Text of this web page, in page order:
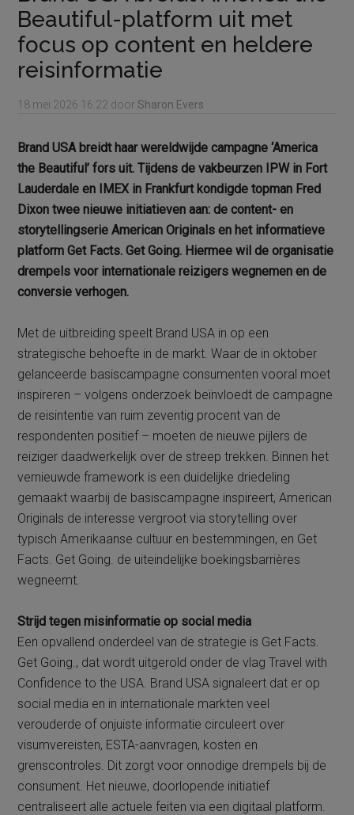
Beautiful-platform uit met
focus op content en heldere
reisinformatie
18 mei 2026 16:22 doorSharon Evers
Brand USA breidt haar wereldwijde campagne ‘America
the Beautiful’ fors uit. Tijdens de vakbeurzen IPW in Fort
Lauderdale en IMEX in Frankfurt kondigde topman Fred
Dixon twee nieuwe initiatieven aan: de content- en
storytellingserie American Originals en het informatieve
platform Get Facts. Get Going. Hiermee wil de organisatie
drempels voor internationale reizigers wegnemen en de
conversie verhogen.
Met de uitbreiding speelt Brand USA in op een
strategische behoefte in de markt. Waar de in oktober
gelanceerde basiscampagne consumenten vooral moet
inspireren – volgens onderzoek beïnvloedt de campagne
de reisintentie van ruim zeventig procent van de
respondenten positief – moeten de nieuwe pijlers de
reiziger daadwerkelijk over de streep trekken. Binnen het
vernieuwde framework is een duidelijke driedeling
gemaakt waarbij de basiscampagne inspireert, American
Originals de interesse vergroot via storytelling over
typisch Amerikaanse cultuur en bestemmingen, en Get
Facts. Get Going. de uiteindelijke boekingsbarrières
wegneemt.
Strijd tegen misinformatie op social media
Een opvallend onderdeel van de strategie is Get Facts.
Get Going., dat wordt uitgerold onder de vlag Travel with
Confidence to the USA. Brand USA signaleert dat er op
social media en in internationale markten veel
verouderde of onjuiste informatie circuleert over
visumvereisten, ESTA-aanvragen, kosten en
grenscontroles. Dit zorgt voor onnodige drempels bij de
consument. Het nieuwe, doorlopende initiatief
centraliseert alle actuele feiten via een digitaal platform.